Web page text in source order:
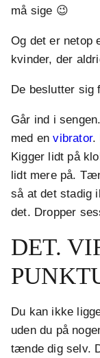
må sige 😉
Og det er netop
kvinder, der
De beslutter sig
Går ind i
med envibrator.
Kigger lidt på
lidt mere på.
så at det stadig
det. Dropper
DET.
Du kan ikke
uden du på
tænde dig selv.